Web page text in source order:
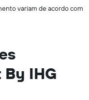
variam de acordo com
IHG